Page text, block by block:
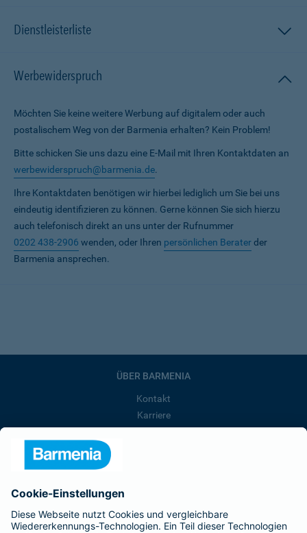
Dienstleisterliste
Werbewiderspruch
Möchten Sie keine weitere Werbung auf digitalem oder auch
postalischem Weg von der Barmenia erhalten? Kein Problem!
Bitte schicken Sie uns dazu eine E-Mail mit Ihren Kontaktdaten an
werbewiderspruch@barmenia.de.
Ihre Kontaktdaten benötigen wir hierbei lediglich um Sie bei uns
eindeutig identifizieren zu können. Gerne können Sie sich hierzu
auch telefonisch direkt an uns unter der Rufnummer
0202 438-2906 wenden, oder Ihren persönlichen Beraterder
Barmenia ansprechen.
ÜBER BARMENIA
Kontakt
Karriere
Barmenia ist Teil der BarmeniaGothaer
BELIEBTE SEITEN